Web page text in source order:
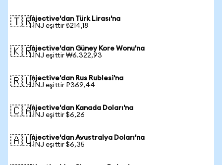
🇹🇷Injective'dan Türk Lirası'na
1 INJ eşittir ₺214,18
🇰🇷Injective'dan Güney Kore Wonu'na
1 INJ eşittir ₩6.322,93
🇷🇺Injective'dan Rus Rublesi'na
1 INJ eşittir ₽369,44
🇨🇦Injective'dan Kanada Doları'na
1 INJ eşittir $6,26
🇦🇺Injective'dan Avustralya Doları'na
1 INJ eşittir $6,35